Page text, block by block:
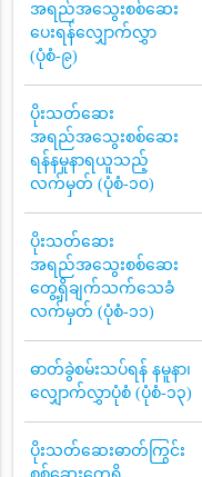
အရည်အသွေးစစ်ဆေး
ပေးရန်လျှောက်လွှာ
(ပုံစံ-၉)
ပိုးသတ်ဆေး
အရည်အသွေးစစ်ဆေး
ရန်နမူနာရယူသည့်
လက်မှတ် (ပုံစံ-၁၀)
ပိုးသတ်ဆေး
အရည်အသွေးစစ်ဆေး
တွေ့ရှိချက်သက်သေခံ
လက်မှတ် (ပုံစံ-၁၁)
ဓာတ်ခွဲစမ်းသပ်ရန် နမူနာ၊
လျှောက်လွှာပုံစံ (ပုံစံ-၁၃)
ပိုးသတ်ဆေးဓာတ်ကြွင်း